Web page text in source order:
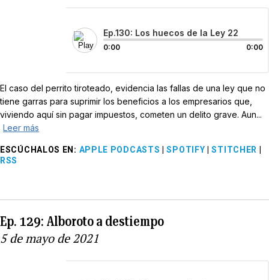
Ep.130: Los huecos de la Ley 22
0:00 0:00
El caso del perrito tiroteado, evidencia las fallas de una ley que no
tiene garras para suprimir los beneficios a los empresarios que,
viviendo aquí sin pagar impuestos, cometen un delito grave. Aun...
Leer más
ESCÚCHALOS EN : APPLE PODCASTS |SPOTIFY |STITCHER
RSS
Ep. 129: Alboroto a destiempo
5 de mayo de 2021